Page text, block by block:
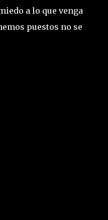
a lo que venga
puestos no se